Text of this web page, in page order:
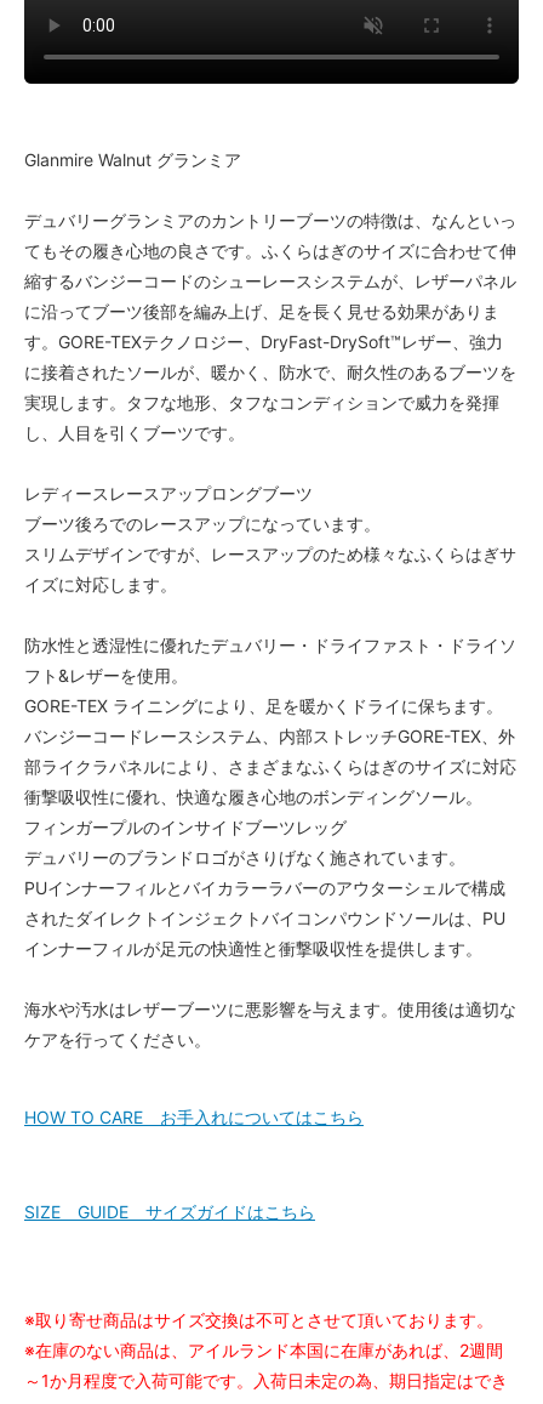
Glanmire Walnut グランミア
デュバリーグランミアのカントリーブーツの特徴は、なんといっ
てもその履き心地の良さです。ふくらはぎのサイズに合わせて伸
縮するバンジーコードのシューレースシステムが、レザーパネル
に沿ってブーツ後部を編み上げ、足を長く見せる効果がありま
す。GORE-TEXテクノロジー、DryFast-DrySoft™レザー、強力
に接着されたソールが、暖かく、防水で、耐久性のあるブーツを
実現します。タフな地形、タフなコンディションで威力を発揮
し、人目を引くブーツです。
レディースレースアップロングブーツ
ブーツ後ろでのレースアップになっています。
スリムデザインですが、レースアップのため様々なふくらはぎサ
イズに対応します。
防水性と透湿性に優れたデュバリー・ドライファスト・ドライソ
フト&レザーを使用。
GORE-TEX ライニングにより、足を暖かくドライに保ちます。
バンジーコードレースシステム、内部ストレッチGORE-TEX、外
部ライクラパネルにより、さまざまなふくらはぎのサイズに対応
衝撃吸収性に優れ、快適な履き心地のボンディングソール。
フィンガープルのインサイドブーツレッグ
デュバリーのブランドロゴがさりげなく施されています。
PUインナーフィルとバイカラーラバーのアウターシェルで構成
されたダイレクトインジェクトバイコンパウンドソールは、PU
インナーフィルが足元の快適性と衝撃吸収性を提供します。
海水や汚水はレザーブーツに悪影響を与えます。使用後は適切な
ケアを行ってください。
HOW TO CARE お手入れについてはこちら
SIZE GUIDE サイズガイドはこちら
※取り寄せ商品はサイズ交換は不可とさせて頂いております。
※在庫のない商品は、アイルランド本国に在庫があれば、2週間
～1か月程度で入荷可能です。入荷日未定の為、期日指定はでき